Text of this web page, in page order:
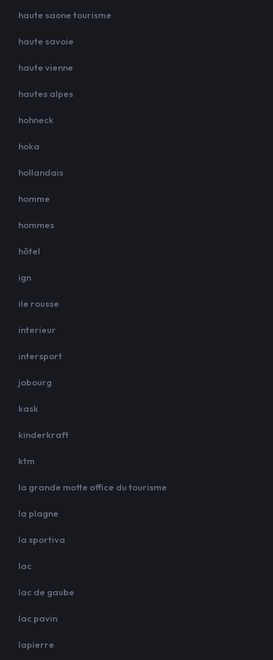
haute saone tourisme
haute savoie
haute vienne
hautes alpes
hohneck
hoka
hollandais
homme
hommes
hôtel
ign
ile rousse
interieur
intersport
jobourg
kask
kinderkraft
ktm
la grande motte office du tourisme
la plagne
la sportiva
lac
lac de gaube
lac pavin
lapierre